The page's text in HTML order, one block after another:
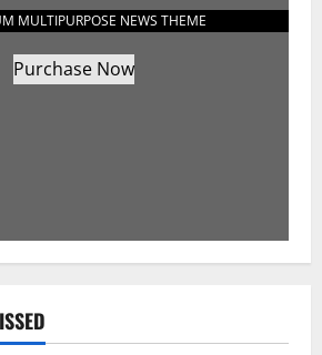
MULTIPURPOSE NEWS THEME
Purchase Now